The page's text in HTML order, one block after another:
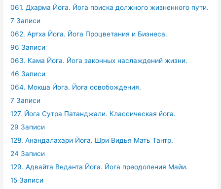
061. Дхарма Йога. Йога поиска должного жизненного пути.
7 Записи
062. Артха Йога. Йога Процветания и Бизнеса.
96 Записи
063. Кама Йога. Йога законных наслаждений жизни.
46 Записи
064. Мокша Йога. Йога освобождения.
7 Записи
127. Йога Сутра Патанджали. Классическая йога.
29 Записи
128. Анандалахари Йога. Шри Видья Мать Тантр.
24 Записи
129. Адвайта Веданта Йога. Йога преодоления Майи.
15 Записи